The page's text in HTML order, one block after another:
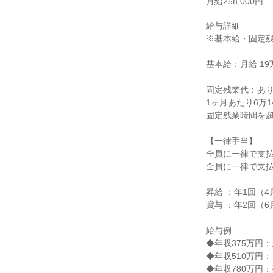
給与詳細
※基本給・固定
基本給：月給 19
固定残業代：あ
1ヶ月あたり6万
固定残業時間を
【一律手当】
全員に一律で支
全員に一律で支
昇給 ：年1回（4
賞与 ：年2回（6
給与例
◆年収375万円：
◆年収510万円：
◆年収780万円：